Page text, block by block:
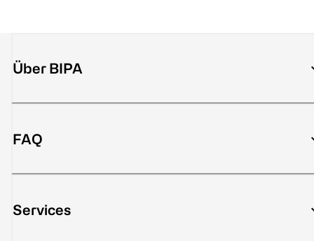
Über BIPA
FAQ
Services